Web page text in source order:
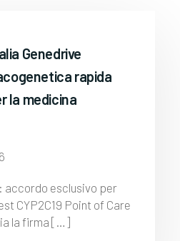
Genedrive
rapida
la medicina
accordo esclusivo per
CYP2C19 Point of Care
la firma […]